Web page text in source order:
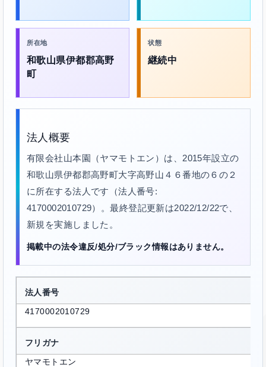
所在地
和歌山県伊都郡高野
町
状態
継続中
法人概要
有限会社山本園（ヤマモトエン）は、2015年設立の
和歌山県伊都郡高野町大字高野山４６番地の６の２
に所在する法人です（法人番号:
4170002010729）。最終登記更新は2022/12/22で、
新規を実施しました。
掲載中の法令違反/処分/ブラック情報はありません。
法人番号
4170002010729
フリガナ
ヤマモトエン